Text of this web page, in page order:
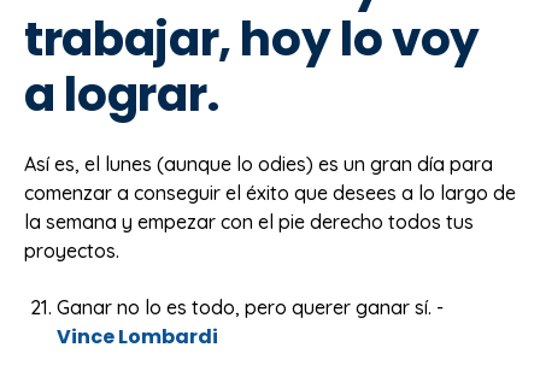
trabajar, hoy lo voy
a lograr.
Así es, el lunes (aunque lo odies) es un gran día para
comenzar a conseguir el éxito que desees a lo largo de
la semana y empezar con el pie derecho todos tus
proyectos.
Ganar no lo es todo, pero querer ganar sí. -
Vince Lombardi